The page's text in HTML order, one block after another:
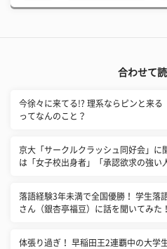
合わせて
今徐々に来てる!? 理系ならピンと来る
ってなんのこと？
京大「サークルクラッシュ同好会」に
は「女子校出身者」「承認欲求の強い
落語経験3年未満で全国優勝！ 学生落
さん（銀杏亭福豆）に話を聞いてみた！
体張り過ぎ！ 早稲田王2連覇中の大学